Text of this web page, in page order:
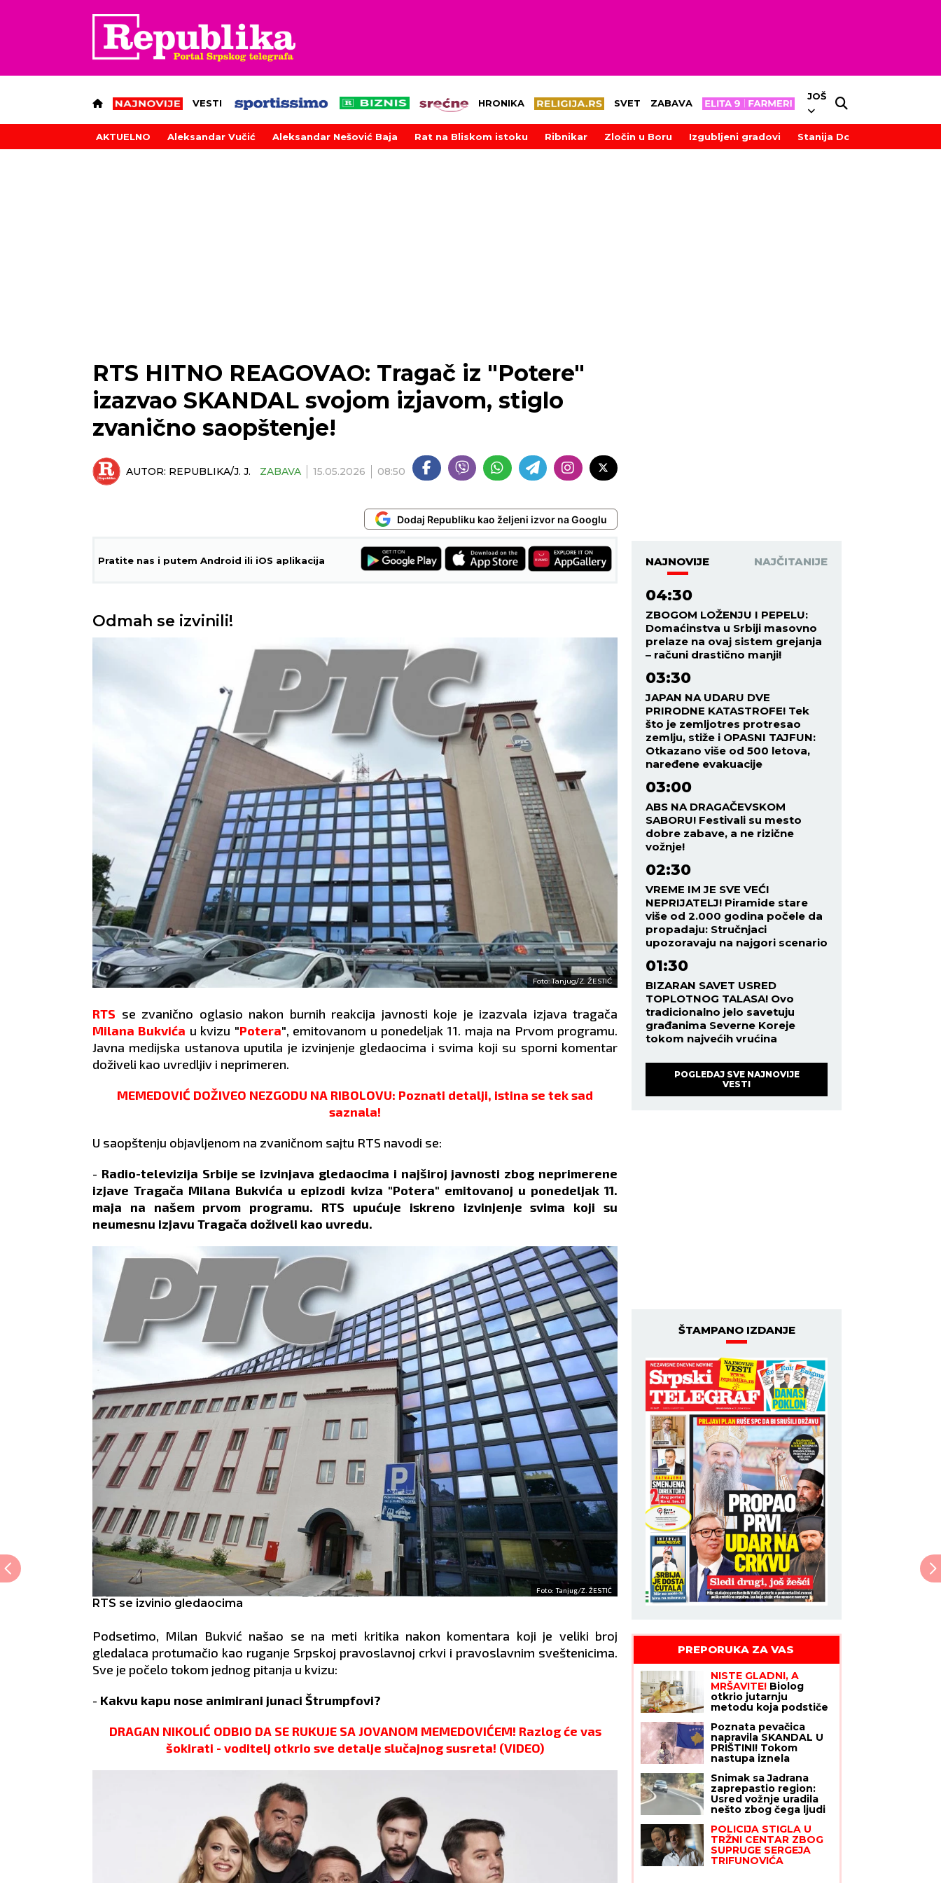
VESTI HRONIKA SVET ZABAVA
JOŠ
AKTUELNO Aleksandar Vučić Aleksandar Nešović Baja Rat na Bliskom istoku Ribnikar Zločin u Boru Izgubljeni gradovi Stanija Dobrojević
RTS HITNO REAGOVAO: Tragač iz "Potere"
izazvao SKANDAL svojom izjavom, stiglo
zvanično saopštenje!
AUTOR: REPUBLIKA/J. J. ZABAVA 15.05.2026 08:50
Dodaj Republiku kao željeni izvor na Googlu
Pratite nas i putem Android ili iOS aplikacija
Odmah se izvinili!
Foto: Tanjug/Z. ŽESTIĆ
RTS se zvanično oglasio nakon burnih reakcija javnosti koje je izazvala izjava tragača
Milana Bukvića u kvizu "Potera", emitovanom u ponedeljak 11. maja na Prvom programu.
Javna medijska ustanova uputila je izvinjenje gledaocima i svima koji su sporni komentar
doživeli kao uvredljiv i neprimeren.
MEMEDOVIĆ DOŽIVEO NEZGODU NA RIBOLOVU: Poznati detalji, istina se tek sad
saznala!
U saopštenju objavljenom na zvaničnom sajtu RTS navodi se:
- Radio-televizija Srbije se izvinjava gledaocima i najširoj javnosti zbog neprimerene
izjave Tragača Milana Bukvića u epizodi kviza "Potera" emitovanoj u ponedeljak 11.
maja na našem prvom programu. RTS upućuje iskreno izvinjenje svima koji su
neumesnu izjavu Tragača doživeli kao uvredu.
Foto: Tanjug/Z. ŽESTIĆ
RTS se izvinio gledaocima
Podsetimo, Milan Bukvić našao se na meti kritika nakon komentara koji je veliki broj
gledalaca protumačio kao ruganje Srpskoj pravoslavnoj crkvi i pravoslavnim sveštenicima.
Sve je počelo tokom jednog pitanja u kvizu:
- Kakvu kapu nose animirani junaci Štrumpfovi?
DRAGAN NIKOLIĆ ODBIO DA SE RUKUJE SA JOVANOM MEMEDOVIĆEM! Razlog će vas
šokirati - voditelj otkrio sve detalje slučajnog susreta! (VIDEO)
NAJNOVIJE NAJČITANIJE
04:30
ZBOGOM LOŽENJU I PEPELU:
Domaćinstva u Srbiji masovno
prelaze na ovaj sistem grejanja
– računi drastično manji!
03:30
JAPAN NA UDARU DVE
PRIRODNE KATASTROFE! Tek
što je zemljotres protresao
zemlju, stiže i OPASNI TAJFUN:
Otkazano više od 500 letova,
naređene evakuacije
03:00
ABS NA DRAGAČEVSKOM
SABORU! Festivali su mesto
dobre zabave, a ne rizične
vožnje!
02:30
VREME IM JE SVE VEĆI
NEPRIJATELJ! Piramide stare
više od 2.000 godina počele da
propadaju: Stručnjaci
upozoravaju na najgori scenario
01:30
BIZARAN SAVET USRED
TOPLOTNOG TALASA! Ovo
tradicionalno jelo savetuju
građanima Severne Koreje
tokom najvećih vrućina
POGLEDAJ SVE NAJNOVIJE
VESTI
ŠTAMPANO IZDANJE
PREPORUKA ZA VAS
NISTE GLADNI, A
MRŠAVITE! Biolog
otkrio jutarnju
metodu koja podstiče
pravilo 30-30-30
zaludelo ceo svet
Poznata pevačica
napravila SKANDAL U
PRIŠTINI! Tokom
nastupa iznela
je razapeli: "Odavno je
pukla, neka pročita
neku knjigu iz istorije
o teritoriji koju
Snimak sa Jadrana
zaprepastio region:
Usred vožnje uradila
nešto zbog čega ljudi
kako je ovo moguće?
POLICIJA STIGLA U
TRŽNI CENTAR ZBOG
SUPRUGE SERGEJA
TRIFUNOVIĆA